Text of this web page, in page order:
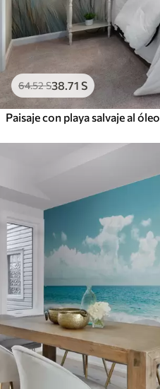
64.52S38 .71 S
Paisaje con playa salvaje al óleo